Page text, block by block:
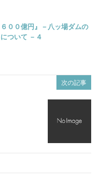
００億円』－八ッ場ダムの
ついて －４
次の記事